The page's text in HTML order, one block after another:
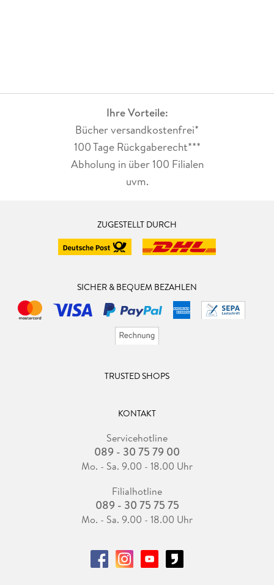
Ihre Vorteile:
Bücher versandkostenfrei*
100 Tage Rückgaberecht***
Abholung in über 100 Filialen
uvm.
ZUGESTELLT DURCH
SICHER & BEQUEM BEZAHLEN
TRUSTED SHOPS
KONTAKT
Servicehotline
089 - 30 75 79 00
Mo. - Sa. 9.00 - 18.00 Uhr
Filialhotline
089 - 30 75 75 75
Mo. - Sa. 9.00 - 18.00 Uhr